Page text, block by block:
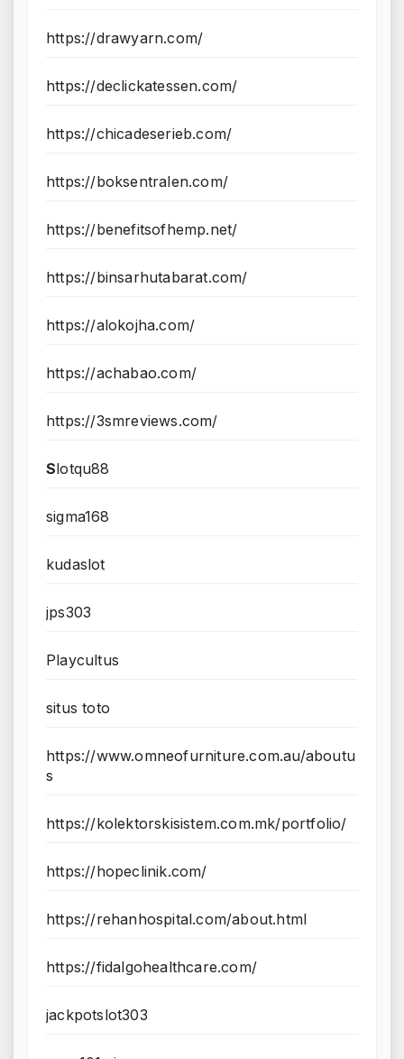
https://drawyarn.com/
https://declickatessen.com/
https://chicadeserieb.com/
https://boksentralen.com/
https://benefitsofhemp.net/
https://binsarhutabarat.com/
https://alokojha.com/
https://achabao.com/
https://3smreviews.com/
Slotqu88
sigma168
kudaslot
jps303
Playcultus
situs toto
https://www.omneofurniture.com.au/aboutu
s
https://kolektorskisistem.com.mk/portfolio/
https://hopeclinik.com/
https://rehanhospital.com/about.html
https://fidalgohealthcare.com/
jackpotslot303